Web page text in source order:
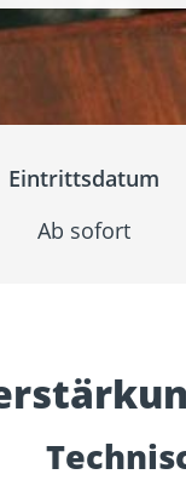
Beton-
Eintrittsdatum
Ab sofort